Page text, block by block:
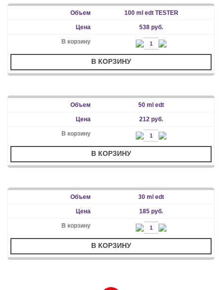
100 ml edt TESTER
538 руб.
В КОРЗИНУ
50 ml edt
212 руб.
В КОРЗИНУ
30 ml edt
185 руб.
В КОРЗИНУ